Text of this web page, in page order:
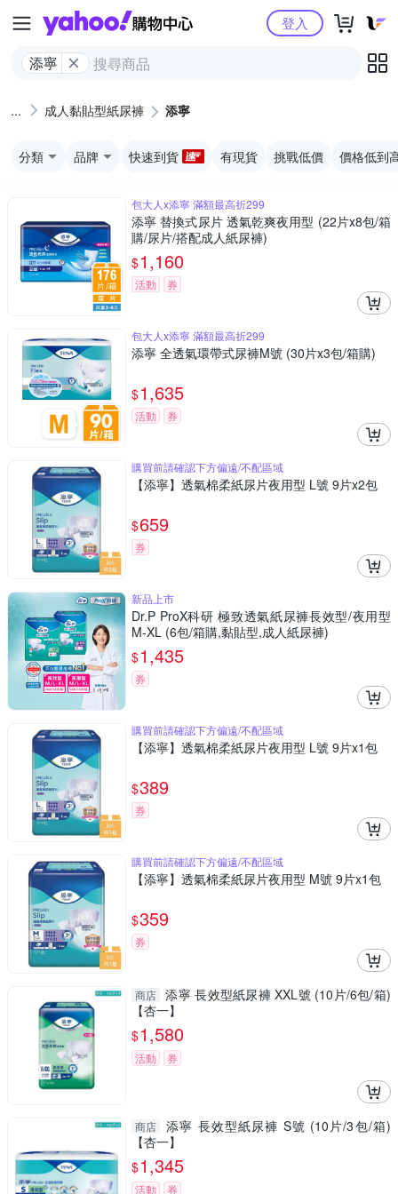
Yahoo購物中心
添寧
登入
成人黏貼型紙尿褲 添寧
分類 品牌 快速到貨 有現貨 挑戰低價 價格低到
包大人x添寧 滿額最高折299
添寧 替換式尿片 透氣乾爽夜用型 (22片x8包/箱
購/尿片/搭配成人紙尿褲)
$1,160
活動 券
包大人x添寧 滿額最高折299
添寧 全透氣環帶式尿褲M號 (30片x3包/箱購)
$1,635
活動 券
購買前請確認下方偏遠/不配區域
【添寧】透氣棉柔紙尿片夜用型 L號 9片x2包
$659
券
新品上市
Dr.P ProX科研 極致透氣紙尿褲長效型/夜用型
M-XL (6包/箱購,黏貼型,成人紙尿褲)
$1,435
券
購買前請確認下方偏遠/不配區域
【添寧】透氣棉柔紙尿片夜用型 L號 9片x1包
$389
券
購買前請確認下方偏遠/不配區域
【添寧】透氣棉柔紙尿片夜用型 M號 9片x1包
$359
券
商店 添寧 長效型紙尿褲 XXL號 (10片/6包/箱)
【杏一】
$1,580
活動 券
商店
添寧 長效型紙尿褲 S號 (10片/3包/箱)
【杏一】
$1,345
活動 券